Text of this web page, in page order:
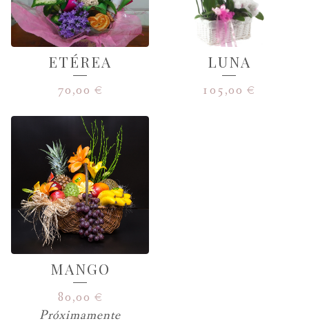
ETÉREA
70,00 €
LUNA
105,00 €
MANGO
80,00 €
Próximamente